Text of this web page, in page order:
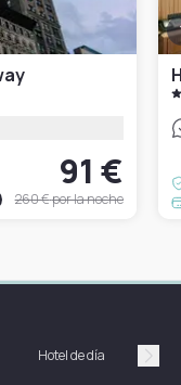
91 €
260 €por la noche
Hotel de día